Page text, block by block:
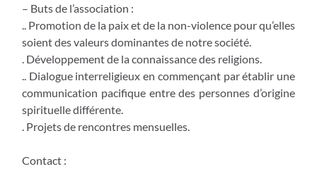
– Buts de l’association :
.. Promotion de la paix et de la non-violence pour qu’elles
soient des valeurs dominantes de notre société.
. Développement de la connaissance des religions.
.. Dialogue interreligieux en commençant par établir une
communication pacifique entre des personnes d’origine
spirituelle différente.
. Projets de rencontres mensuelles.
Contact :